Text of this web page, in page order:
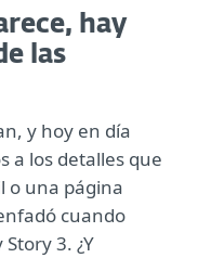
hay
las
y hoy en día
a los detalles que
o una página
cuando
3. ¿Y